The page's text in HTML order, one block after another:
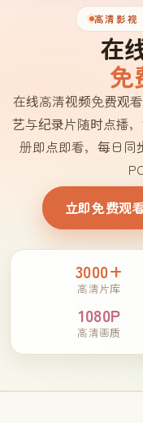
高清影视
在
免
在线高清视频免费观
艺与纪录片随时点播
册即点即看，每日同
立即免费观
3000+
高清片库
1080P
高清画质